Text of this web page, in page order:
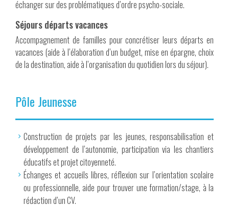
échanger sur des problématiques d’ordre psycho-sociale.
Séjours départs vacances
Accompagnement de familles pour concrétiser leurs départs en
vacances (aide à l’élaboration d’un budget, mise en épargne, choix
de la destination, aide à l’organisation du quotidien lors du séjour).
Pôle Jeunesse
Construction de projets par les jeunes, responsabilisation et
développement de l’autonomie, participation via les chantiers
éducatifs et projet citoyenneté.
Échanges et accueils libres, réflexion sur l’orientation scolaire
ou professionnelle, aide pour trouver une formation/stage, à la
rédaction d’un CV.